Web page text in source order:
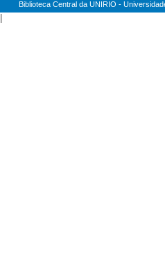
Biblioteca Central da UNIRIO -